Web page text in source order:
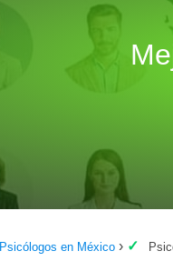
Psicólogos en México